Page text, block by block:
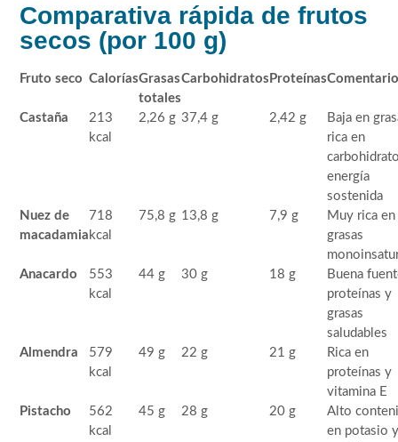
Comparativa rápida de frutos
secos (por 100 g)
Fruto seco CaloríasGrasas
totales
Carbohidratos ProteínasComentario
Castaña
213
kcal
2,26 g 37,4 g 2,42 g
Baja en
rica en
energía
sostenida
Nuez de
macadamia
718
kcal
75,8 g 13,8 g 7,9 g
Muy rica en
grasas
Anacardo
553
kcal
44 g 30 g 18 g
Buena
proteínas y
grasas
saludables
Almendra
579
kcal
49 g 22 g 21 g
Rica en
proteínas y
vitamina E
Pistacho
562
kcal
45 g 28 g 20 g
Alto
en potasio y